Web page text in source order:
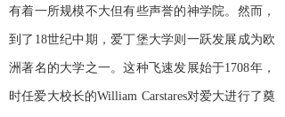
有着一所规模不大但有些声誉的神学院。然而，
到了18世纪中期，爱丁堡大学则一跃发展成为欧
洲著名的大学之一。这种飞速发展始于1708年，
时任爱大校长的William Carstares对爱大进行了奠